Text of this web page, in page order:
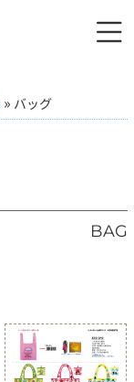
» バッグ
BAG